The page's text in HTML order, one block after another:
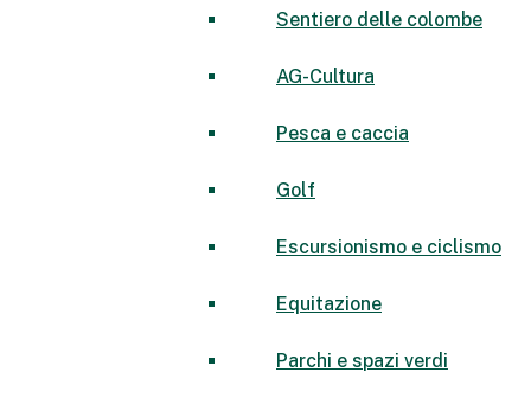
Sentiero delle colombe
AG-Cultura
Pesca e caccia
Golf
Escursionismo e ciclismo
Equitazione
Parchi e spazi verdi